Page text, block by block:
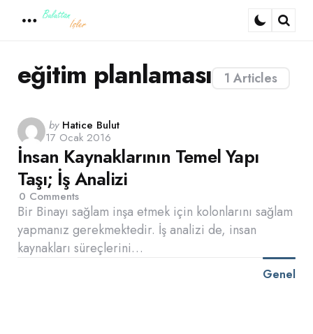
1 Articles
eğitim planlaması
Posted
by
by Hatice Bulut
17 Ocak 2016
İnsan Kaynaklarının Temel Yapı
Taşı; İş Analizi
0 Comments
Bir Binayı sağlam inşa etmek için kolonlarını sağlam
yapmanız gerekmektedir. İş analizi de, insan
kaynakları süreçlerini…
Genel